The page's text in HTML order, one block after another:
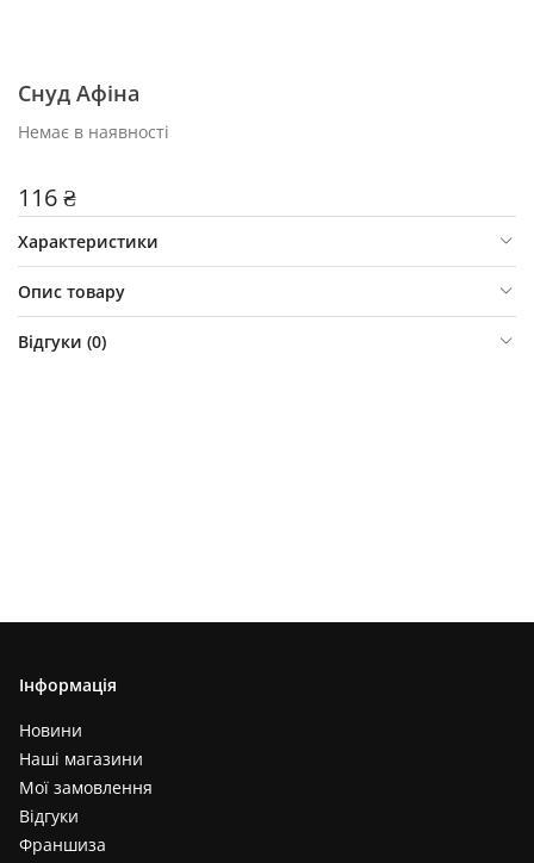
Снуд Афіна
Немає в наявності
116 ₴
Характеристики
Опис товару
Відгуки (0)
Інформація
Новини
Наші магазини
Мої замовлення
Відгуки
Франшиза